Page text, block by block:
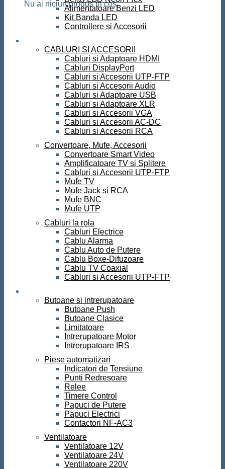
Nu ai niciun produs în coș.
Alimentatoare Benzi LED
Kit Banda LED
Controllere si Accesorii
CABLURI SI ACCESORII
Cabluri si Adaptoare HDMI
Cabluri DisplayPort
Cabluri si Accesorii UTP-FTP
Cabluri si Accesorii Audio
Cabluri si Adaptoare USB
Cabluri si Adaptoare XLR
Cabluri si Accesorii VGA
Cabluri si Accesorii AC-DC
Cabluri si Accesorii RCA
Convertoare, Mufe, Accesorii
Convertoare Smart Video
Amplificatoare TV si Splitere
Cabluri si Accesorii UTP-FTP
Mufe TV
Mufe Jack si RCA
Mufe BNC
Mufe UTP
Cabluri la rola
Cabluri Electrice
Cablu Alarma
Cablu Auto de Putere
Cablu Boxe-Difuzoare
Cablu TV Coaxial
Cabluri si Accesorii UTP-FTP
Butoane si intrerupatoare
Butoane Push
Butoane Clasice
Limitatoare
Intrerupatoare Motor
Intrerupatoare IRS
Piese automatizari
Indicatori de Tensiune
Punti Redresoare
Relee
Timere Control
Papuci de Putere
Papuci Electrici
Contactori NF-AC3
Ventilatoare
Ventilatoare 12V
Ventilatoare 24V
Ventilatoare 220V